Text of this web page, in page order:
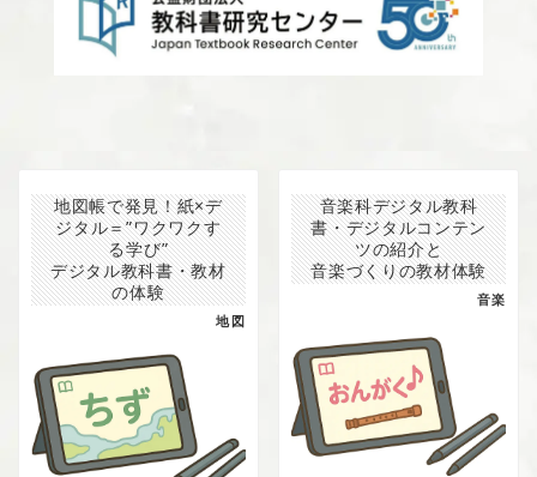
地図帳で発見！紙×デ
ジタル＝”ワクワクす
る学び”
デジタル教科書・教材
の体験
地図
音楽科デジタル教科
書・デジタルコンテン
ツの紹介と
音楽づくりの教材体験
音楽